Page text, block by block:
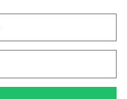

